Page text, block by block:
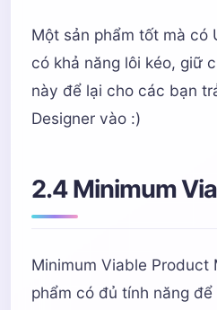
Một sản phẩm tốt mà có
có khả năng lôi kéo, giữ
này để lại cho các bạn
Designer vào :)
2.4 Minimum
Minimum Viable Product
phẩm có đủ tính năng